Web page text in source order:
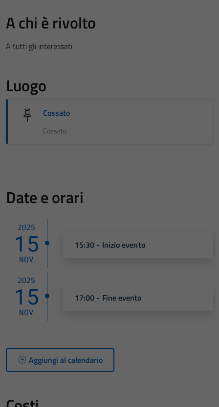
A chi è rivolto
A tutti gli interessati
Luogo
Cossato
Cossato
Date e orari
2025
15
NOV
15:30 - Inizio evento
2025
15
NOV
17:00 - Fine evento
Aggiungi al calendario